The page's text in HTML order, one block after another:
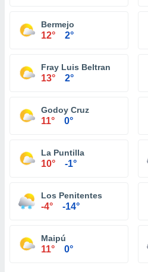
Bermejo
12° 2°
Fray Luis Beltran
13° 2°
Godoy Cruz
11° 0°
La Puntilla
10° -1°
Los Penitentes
-4° -14°
Maipú
11° 0°